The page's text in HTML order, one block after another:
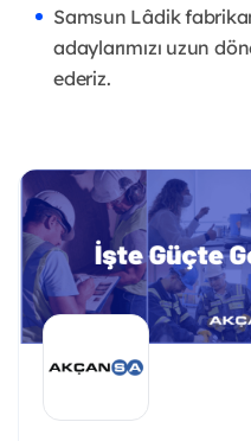
Samsun Lâdik
adaylarımızı uzun
ederiz.